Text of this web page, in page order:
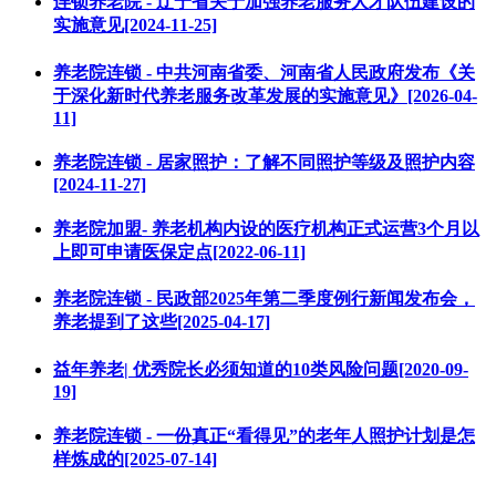
实施意见[2024-11-25]
养老院连锁 - 中共河南省委、河南省人民政府发布《关
于深化新时代养老服务改革发展的实施意见》[2026-04-
11]
养老院连锁 - 居家照护：了解不同照护等级及照护内容
[2024-11-27]
养老院加盟- 养老机构内设的医疗机构正式运营3个月以
上即可申请医保定点[2022-06-11]
养老院连锁 - 民政部2025年第二季度例行新闻发布会，
养老提到了这些[2025-04-17]
益年养老| 优秀院长必须知道的10类风险问题[2020-09-
19]
养老院连锁 - 一份真正“看得见”的老年人照护计划是怎
样炼成的[2025-07-14]